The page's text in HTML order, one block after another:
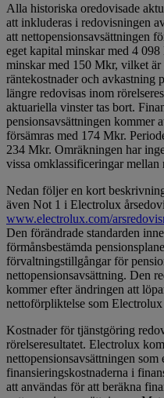
Alla historiska oredovisade
att inkluderas i redovisningen
att nettopensionsavsättningen
eget kapital minskar med 4
minskar med 150 Mkr, vilket
räntekostnader och avkastning
längre redovisas inom
aktuariella vinster tas bort.
pensionsavsättningen kommer
försämras med 174 Mkr.
234 Mkr. Omräkningen har
vissa omklassificeringar mellan
Nedan följer en kort
även Not 1 i Electrolux
www.electrolux.com/
Den förändrade standarden
förmånsbestämda
förvaltningstillgångar för
nettopensionsavsättning. Den
kommer efter ändringen att
nettoförpliktelse som
Kostnader för tjänstgöring
rörelseresultatet. Electrolux
nettopensionsavsättningen
finansieringskostnaderna i
att användas för att beräkna